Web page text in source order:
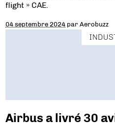
flight » CAE.
04 septembre 2024 parAerobuzz
Airbus a livré 30